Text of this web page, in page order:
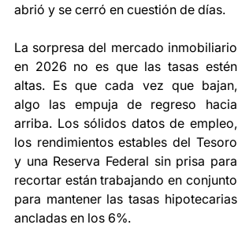
abrió y se cerró en cuestión de días.
La sorpresa del mercado inmobiliario
en 2026 no es que las tasas estén
altas. Es que cada vez que bajan,
algo las empuja de regreso hacia
arriba. Los sólidos datos de empleo,
los rendimientos estables del Tesoro
y una Reserva Federal sin prisa para
recortar están trabajando en conjunto
para mantener las tasas hipotecarias
ancladas en los 6%.